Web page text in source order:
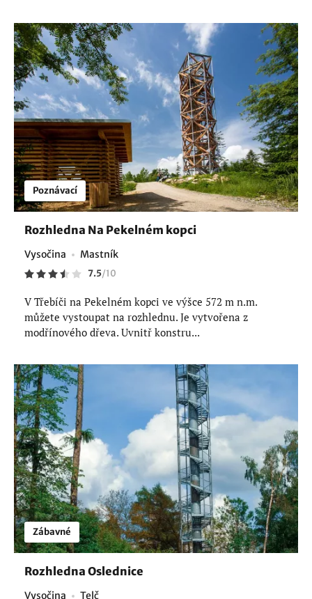
Poznávací
Rozhledna Na Pekelném kopci
Vysočina Mastník
7.5/10
V Třebíči na Pekelném kopci ve výšce 572 m n.m.
můžete vystoupat na rozhlednu. Je vytvořena z
modřínového dřeva. Uvnitř konstru...
Zábavné
Rozhledna Oslednice
Vysočina Telč